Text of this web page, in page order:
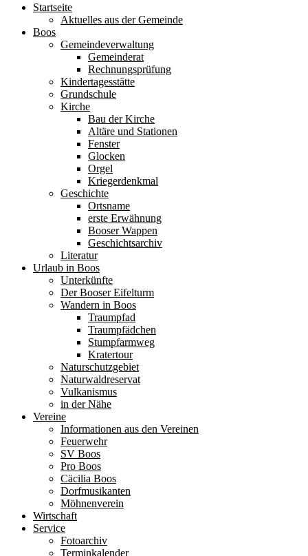
Startseite
Aktuelles aus der Gemeinde
Boos
Gemeindeverwaltung
Gemeinderat
Rechnungsprüfung
Kindertagesstätte
Grundschule
Kirche
Bau der Kirche
Altäre und Stationen
Fenster
Glocken
Orgel
Kriegerdenkmal
Geschichte
Ortsname
erste Erwähnung
Booser Wappen
Geschichtsarchiv
Literatur
Urlaub in Boos
Unterkünfte
Der Booser Eifelturm
Wandern in Boos
Traumpfad
Traumpfädchen
Stumpfarmweg
Kratertour
Naturschutzgebiet
Naturwaldreservat
Vulkanismus
in der Nähe
Vereine
Informationen aus den Vereinen
Feuerwehr
SV Boos
Pro Boos
Cäcilia Boos
Dorfmusikanten
Möhnenverein
Wirtschaft
Service
Fotoarchiv
Terminkalender